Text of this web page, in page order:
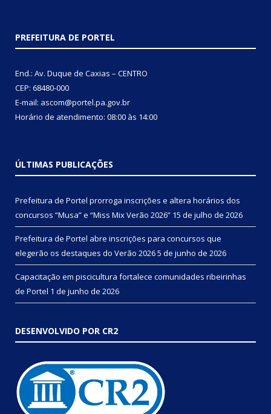
PREFEITURA DE PORTEL
End.: Av. Duque de Caxias – CENTRO
CEP: 68480-000
E-mail: ascom@portel.pa.gov.br
Horário de atendimento: 08:00 às 14:00
ÚLTIMAS PUBLICAÇÕES
Prefeitura de Portel prorroga inscrições e altera horários dos
concursos “Musa” e “Miss Mix Verão 2026” 15 de julho de 2026
Prefeitura de Portel abre inscrições para concursos que
elegerão os destaques do Verão 20265 de junho de 2026
Capacitação em piscicultura fortalece comunidades ribeirinhas
de Portel 1 de junho de 2026
DESENVOLVIDO POR CR2